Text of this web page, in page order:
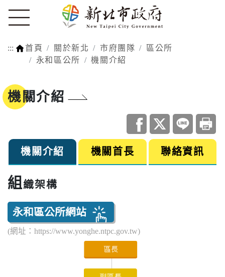
::: 首頁 關於新北 市府團隊
區公所
永和區公所
機關介紹
機關介紹
機關介紹 機關首長 聯絡資訊
組織架構
永和區公所網站
(網址：https://www.yonghe.ntpc.gov.tw)